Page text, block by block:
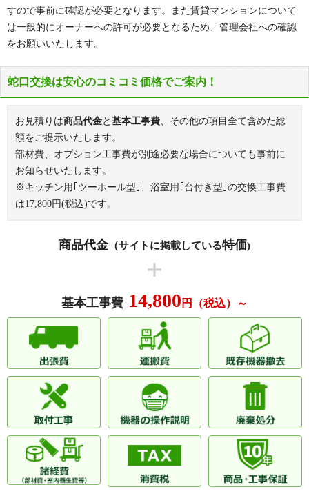
松南町、小松北町、小松町
サ行
西福町、桜谷町、桜町、五月ケ丘、里中町、産所町、塩
瀬町生瀬、塩瀬町名塩、獅子ケ口町、清水町、下大市東
新甲陽町、神明町、末広町、角石町、すみれ台、染殿町
町、高畑町、高松町、田代町、田近野町、建石町、田中
町、段上町、千歳町、津田町、堤町、津門綾羽町、津門
飯田町、津門稲荷町、津門大箇町、津門大塚町、津門呉
羽町、津門住江町、津門西口町、津門仁辺町、津門宝津
町
ン、名塩木之元、名塩さくら台、名塩山荘、名塩茶園
塩新町、名次町、生瀬東町、生瀬高台、生瀬町、生瀬武
百合野町、仁川町、西田町、西宮浜、西波止町、西平
町、能登町、野間町
ハ行
羽衣町、櫨塚町、花園町、花の峯、馬場町、浜甲子園、
浜町、浜松原町、浜脇町、林田町、東鳴尾町、東浜町、
東町、東山台、毘沙門町、樋之池町、樋ノ口町、日野
町、平木町、平松町、広田町、深津町、深谷町、伏原
町、二見町、古川町、分銅町、宝生ケ丘、豊楽町、堀切
松並町、松原町、松山町、丸橋町、満池谷町、美作町、
南甲子園、南越木岩町、南昭和町、宮西町、宮前町、武
庫川町、室川町、森下町、門前町、門戸岡田町、門戸東
町、門戸西町、門戸荘
グリーンラグーナ甲子園 クレアーレ甲子園口
クレアフォート酒蔵通り 県営西宮北口高層住宅
甲子園口アーバンライフ
コム・ファーレ西宮北口 サーパス西宮塩瀬
サミット甲陽園
サンクタス甲子園口一丁目 サンブロード香櫨園東
サンリヤン苦楽園
Jグラン甲子園口
ステイツ苦楽園ガーデンヒルズ ステイツ夙川公園
セレッソコート甲子園口ディアナ セレッソコート甲東園
ソラーナ西宮名塩 津門ハイデンス
ティ・エス・ワイハイツ デイアステージ
ディーレスティア西宮仁川 東急ドエルアルス上甲子園
東急ドエルアルス苦楽園桜町
東急ドエルアルス西宮ガーデンコ
ート
藤和シティホームズ西宮並木通り 藤和シティホームズ西宮東町
藤和ハイタウン西宮 ドムール樋之池
西宮朝凪アーバンコンフォート 西宮戎前アーバンコンフォート
すので事前に確認が必要となります。また賃貸マンションについて
は一般的にオーナーへの許可が必要となるため、管理会社への確認
をお願いいたします。
蛇口交換は安心のコミコミ価格でご案内！
お見積りは商品代金と 基本工事費 、その他の項目全て含めた総
額をご提示いたします。
部材費、オプション工事費が別途必要な場合についても事前に
お知らせいたします。
※キッチン用｢ツーホール型｣、浴室用｢台付き型｣の交換工事費
は17,800円(税込)です。
商品代金（サイトに掲載している特価)
基本工事費 14,800 円（税込）～